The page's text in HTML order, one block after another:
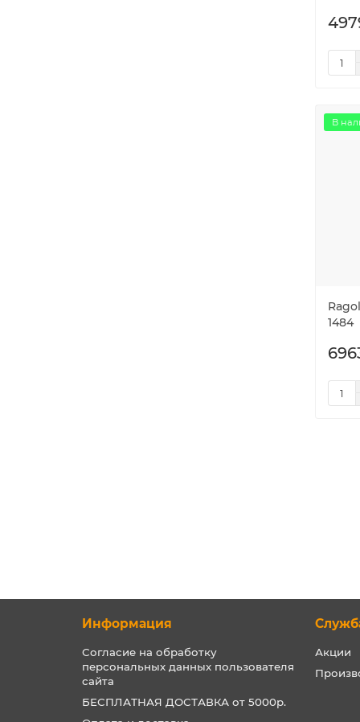
В
1484
Информация
Согласие на обработку
персональных данных пользователя
сайта
БЕСПЛАТНАЯ ДОСТАВКА от 5000р.
Акции